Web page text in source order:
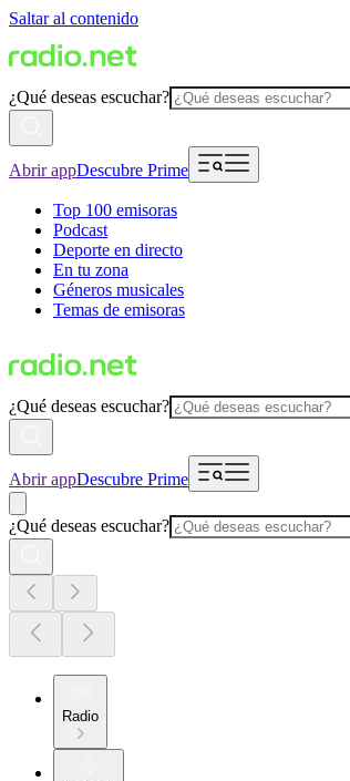
Saltar al contenido
¿Qué deseas escuchar?
Abrir appDescubre Prime
Top 100 emisoras
Podcast
Deporte en directo
En tu zona
Géneros musicales
Temas de emisoras
¿Qué deseas escuchar?
Abrir appDescubre Prime
¿Qué deseas escuchar?
Radio